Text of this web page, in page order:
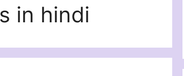
in hindi